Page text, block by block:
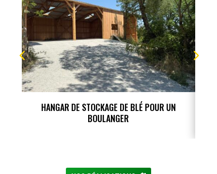
HANGAR DE STOCKAGE DE BLÉ POUR UN
BOULANGER